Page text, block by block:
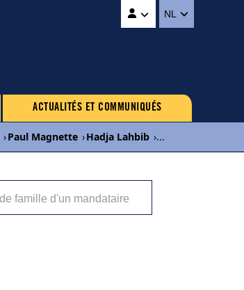
NL
ACTUALITÉS ET COMMUNIQUÉS
›Paul Magnette ›Hadja Lahbib ›...